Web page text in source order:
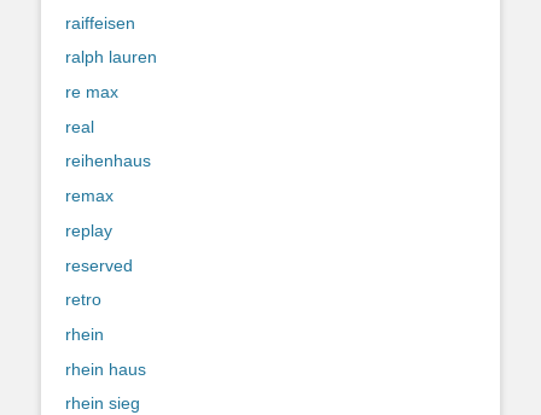
raiffeisen
ralph lauren
re max
real
reihenhaus
remax
replay
reserved
retro
rhein
rhein haus
rhein sieg